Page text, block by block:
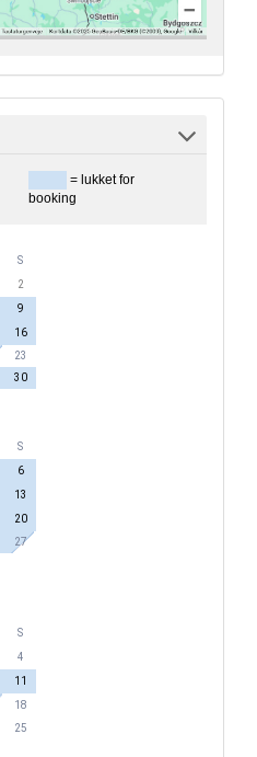
= lukket for
booking
S
2
9
16
23
30
S
6
13
20
27
S
4
11
18
25